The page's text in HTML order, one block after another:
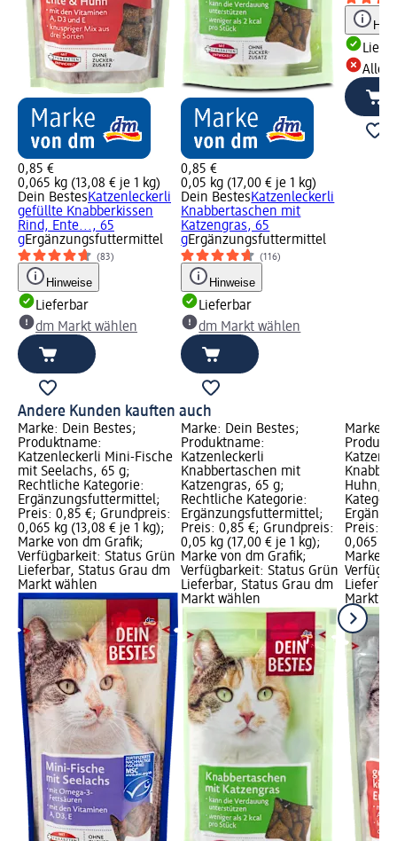
0,85 €
0,065 kg (13,08 € je 1 kg)
Dein BestesKatzenleckerli
gefüllte Knabberkissen
Rind, Ente..., 65
gErgänzungsfuttermittel
(83)
Hinweise
Lieferbar
dm Markt wählen
0,85 €
0,05 kg (17,00 € je 1 kg)
Dein BestesKatzenleckerli
Knabbertaschen mit
Katzengras, 65
gErgänzungsfuttermittel
(116)
Hinweise
Lieferbar
dm Markt wählen
Alle
Andere Kunden kauften auch
Marke: Dein Bestes;
Produktname:
Katzenleckerli Mini-Fische
mit Seelachs, 65 g;
Rechtliche Kategorie:
Ergänzungsfuttermittel;
Preis: 0,85 €; Grundpreis:
0,065 kg (13,08 € je 1 kg);
Marke von dm Grafik;
Verfügbarkeit: Status Grün
Lieferbar, Status Grau dm
Markt wählen
Marke: Dein Bestes;
Produktname:
Katzenleckerli
Knabbertaschen mit
Katzengras, 65 g;
Rechtliche Kategorie:
Ergänzungsfuttermittel;
Preis: 0,85 €; Grundpreis:
0,05 kg (17,00 € je 1 kg);
Marke von dm Grafik;
Verfügbarkeit: Status Grün
Lieferbar, Status Grau dm
Markt wählen
Marke:
Huhn,
Preis:
0,065 kg
Marke
Markt